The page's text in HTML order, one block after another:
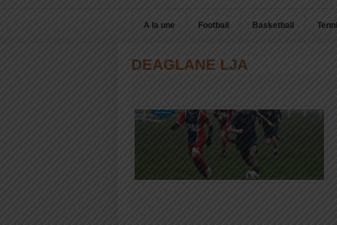
A la une Football Basketball
DEAGLANE LJA